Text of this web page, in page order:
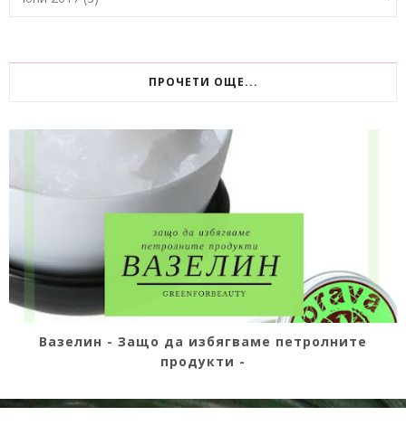
ПРОЧЕТИ ОЩЕ...
Вазелин - Защо да избягваме петролните
продукти -